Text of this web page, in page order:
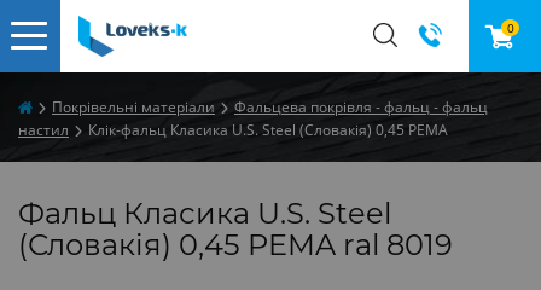
0
Покрівельні матеріали
Фальцева покрівля - фальц - фальц
настил
Клік-фальц Класика U.S. Steel (Словакія) 0,45 PEMA
Фальц Класика U.S. Steel
(Словакія) 0,45 PEMA ral 8019